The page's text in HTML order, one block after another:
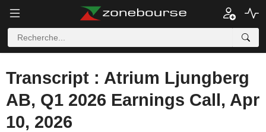
Transcript : Atrium Ljungberg
AB, Q1 2026 Earnings Call, Apr
10, 2026